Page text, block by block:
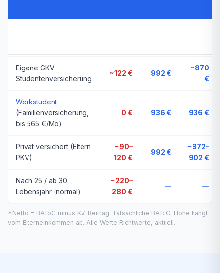
Eigene GKV-
Studentenversicherung
~122 € 992 €
~870
€
Werkstudent
(Familienversicherung,
bis 565 €/Mo)
0 € 936 € 936 €
Privat versichert (Eltern
PKV)
~90–
120 €
992 €
~872–
902 €
Nach 25 / ab 30.
Lebensjahr (normal)
~220–
280 €
— —
*Netto = BAföG minus KV-Beitrag. Tatsächliche BAföG-Höhe hängt
vom Elterneinkommen ab. Alle Werte Richtwerte, aktuell.